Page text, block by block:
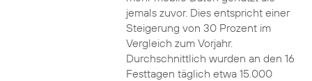
jemals zuvor. Dies entspricht einer
Steigerung von 30 Prozent im
Vergleich zum Vorjahr.
Durchschnittlich wurden an den 16
Festtagen täglich etwa 15.000